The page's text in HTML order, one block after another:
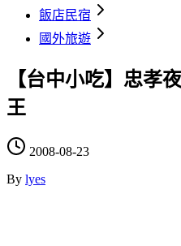
飯店民宿
國外旅遊
【台中小吃】忠孝
王
2008-08-23
By lyes